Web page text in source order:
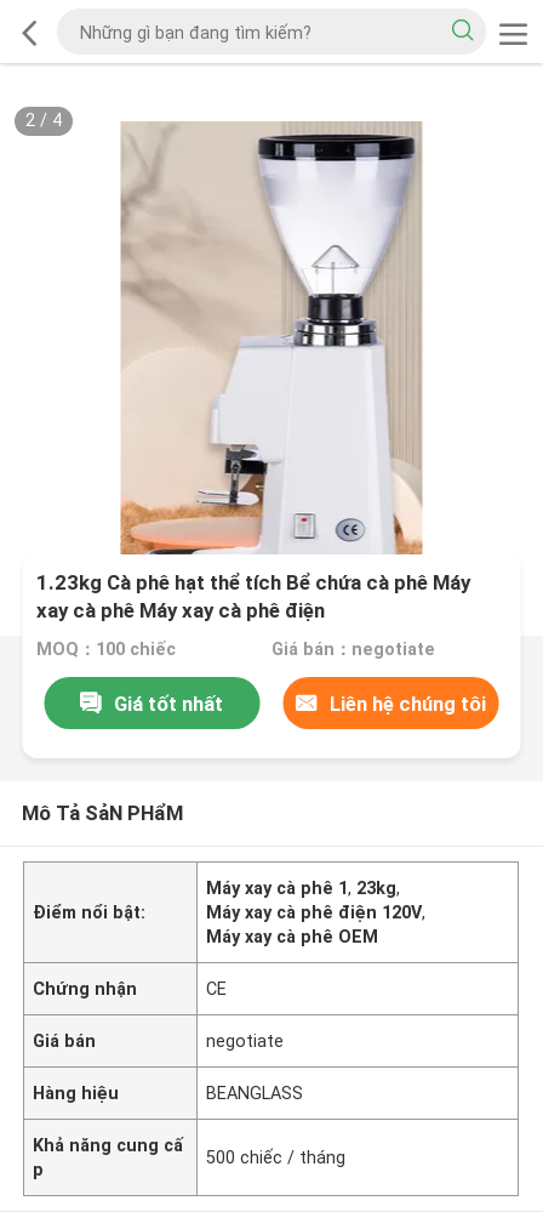
2/ 4
1.23kg Cà phê hạt thể tích Bể chứa cà phê Máy
xay cà phê Máy xay cà phê điện
MOQ：100 chiếc Giá bán：negotiate
Giá tốt nhất Liên hệ chúng tôi
Mô Tả SảN PHẩM
Điểm nổi bật:
Máy xay cà phê 1, 23kg,
Máy xay cà phê điện 120V,
Máy xay cà phê OEM
Chứng nhận CE
Giá bán negotiate
Hàng hiệu BEANGLASS
Khả năng cung cấ
p
500 chiếc / tháng